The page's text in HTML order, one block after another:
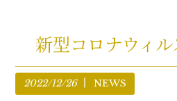
新型コロナウィ
2022/12/26 NEWS